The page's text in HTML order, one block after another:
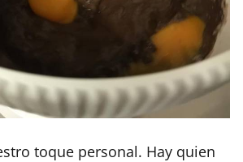
toque personal. Hay quien